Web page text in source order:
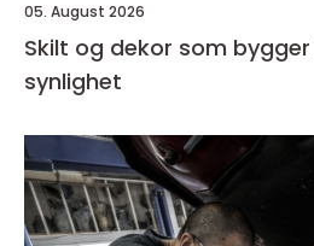
05. August 2026
Skilt og dekor som
synlighet